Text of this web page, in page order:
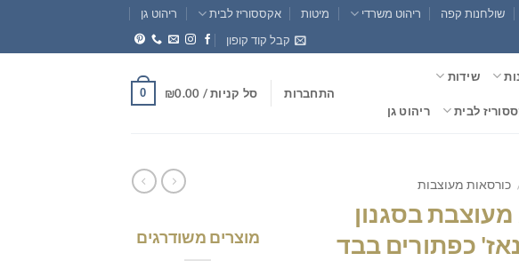
שולחנות קפה ריהוט משרדי מיטות אקססוריז לבית
ריהוט גן
קבל קוד קופון
שידות
לבית ריהוט גן
התחברות סל קניות / ₪0.00
0
כורסאות מעוצבות
בסגנון
כפתורים בבד
מוצרים משודרגים